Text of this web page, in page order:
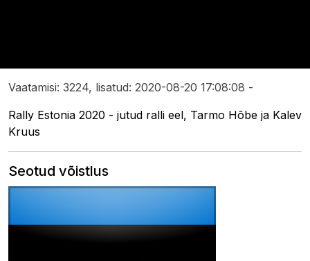
Vaatamisi: 3224, lisatud: 2020-08-20 17:08:08 -
Rally Estonia 2020 - jutud ralli eel, Tarmo Hõbe ja Kalev
Kruus
Seotud võistlus